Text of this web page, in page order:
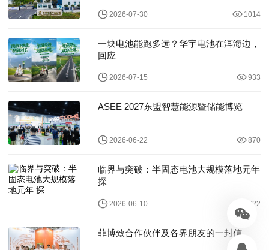
2026-07-30 1014
一块电池能跑多远？华宇电池在洱海边，
回应
2026-07-15 933
ASEE 2027东盟智慧能源暨储能博览
2026-06-22 870
临界与突破：半固态电池大规模落地元年
探
2026-06-10 822
菲博致合作伙伴及各界朋友的一封信